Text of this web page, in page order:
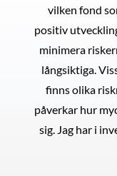
vilken fond
positiv
minimera
långsiktiga.
finns olika
påverkar hur
sig. Jag har i